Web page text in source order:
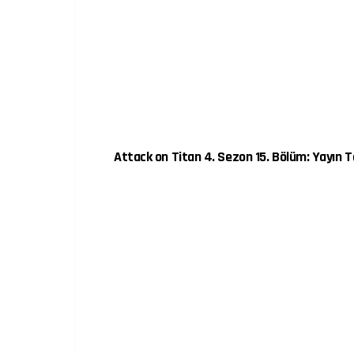
Attack on Titan 4. Sezon 15. Bölüm: Yayın